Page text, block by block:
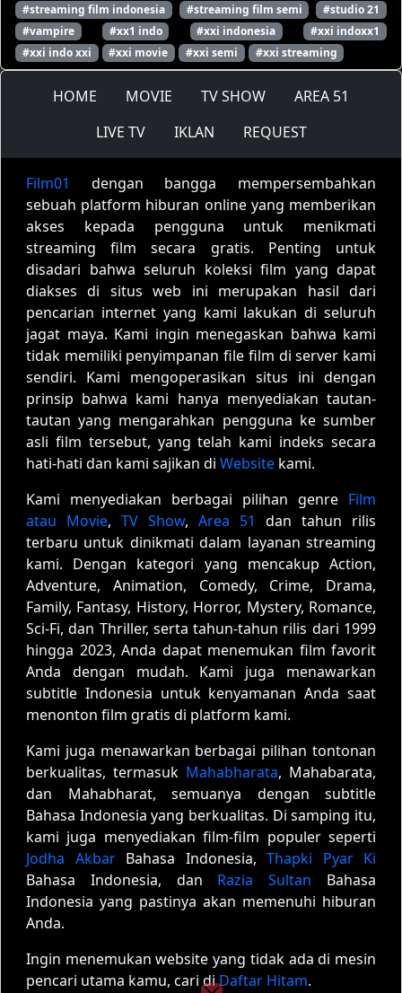
#streaming film indonesia
#streaming film semi
#studio 21
#vampire
#xx1 indo #xxi indonesia
#xxi indoxx1
#xxi indo xxi
#xxi movie #xxi semi #xxi streaming
HOME MOVIE TV SHOW
AREA 51
LIVE TV
IKLAN REQUEST
Film01
dengan bangga mempersembahkan
sebuah platform hiburan online yang memberikan
akses kepada pengguna untuk menikmati
streaming film secara gratis. Penting untuk
disadari bahwa seluruh koleksi film yang dapat
diakses di situs web ini merupakan hasil dari
pencarian internet yang kami lakukan di seluruh
jagat maya. Kami ingin menegaskan bahwa kami
tidak memiliki penyimpanan file film di server kami
sendiri. Kami mengoperasikan situs ini dengan
prinsip bahwa kami hanya menyediakan tautan-
tautan yang mengarahkan pengguna ke sumber
asli film tersebut, yang telah kami indeks secara
hati-hati dan kami sajikan di Website kami.
Kami menyediakan berbagai pilihan genre Film
atau Movie, TV Show, Area 51
dan tahun rilis
terbaru untuk dinikmati dalam layanan streaming
kami. Dengan kategori yang mencakup Action,
Adventure, Animation, Comedy, Crime, Drama,
Family, Fantasy, History, Horror, Mystery, Romance,
Sci-Fi, dan Thriller, serta tahun-tahun rilis dari 1999
hingga 2023, Anda dapat menemukan film favorit
Anda dengan mudah. Kami juga menawarkan
subtitle Indonesia untuk kenyamanan Anda saat
menonton film gratis di platform kami.
Kami juga menawarkan berbagai pilihan tontonan
berkualitas, termasuk Mahabharata, Mahabarata,
dan Mahabharat, semuanya dengan subtitle
Bahasa Indonesia yang berkualitas. Di samping itu,
kami juga menyediakan film-film populer seperti
Jodha AkbarBahasa Indonesia, Thapki Pyar Ki
Bahasa Indonesia, dan Razia Sultan Bahasa
Indonesia yang pastinya akan memenuhi hiburan
Anda.
Ingin menemukan website yang tidak ada di mesin
pencari utama kamu, cari diDaftar Hitam.